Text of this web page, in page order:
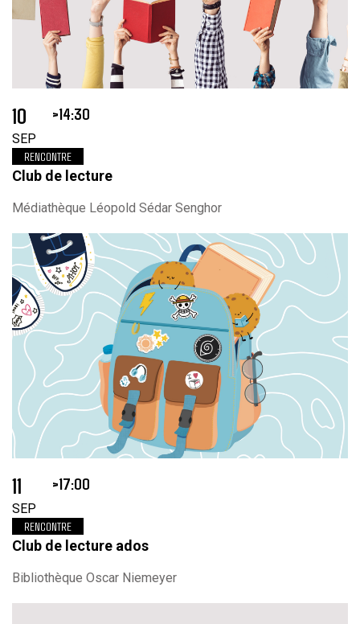
10
SEP
14:30
RENCONTRE
Club de lecture
Médiathèque Léopold Sédar Senghor
11
SEP
17:00
RENCONTRE
Club de lecture ados
Bibliothèque Oscar Niemeyer